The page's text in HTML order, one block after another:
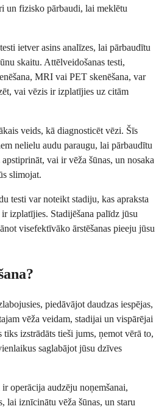
un fizisko pārbaudi, lai meklētu
ietver asins analīzes, lai pārbaudītu
skaitu. Attēlveidošanas testi,
MRI vai PET skenēšana, var
vai vēzis ir izplatījies uz citām
veids, kā diagnosticēt vēzi. Šīs
nelielu audu paraugu, lai pārbaudītu
vai ir vēža šūnas, un nosaka
slimojat.
testi var noteikt stadiju, kas apraksta
izplatījies. Stadijēšana palīdz jūsu
visefektīvāko ārstēšanas pieeju jūsu
piedāvājot daudzas iespējas,
vēža veidam, stadijai un vispārējai
tiks izstrādāts tieši jums, ņemot vērā to,
saglabājot jūsu dzīves
operācija audzēju noņemšanai,
lai iznīcinātu vēža šūnas, un staru